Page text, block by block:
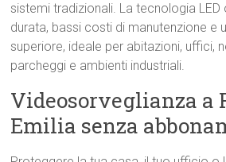
sistemi tradizionali. La tecnologia LED
durata, bassi costi di manutenzione e
superiore, ideale per abitazioni, uffici,
parcheggi e ambienti industriali.
Videosorveglianza a
Emilia senza